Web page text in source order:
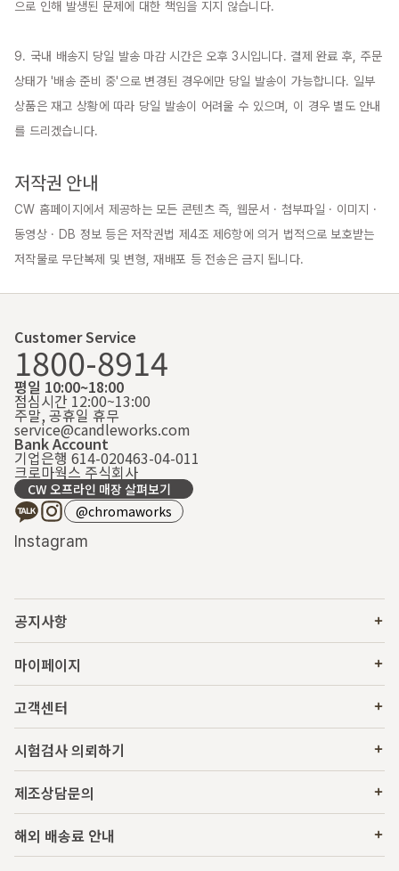
으로 인해 발생된 문제에 대한 책임을 지지 않습니다.
9. 국내 배송지 당일 발송 마감 시간은 오후 3시입니다. 결제 완료 후, 주문
상태가 '배송 준비 중'으로 변경된 경우에만 당일 발송이 가능합니다. 일부
상품은 재고 상황에 따라 당일 발송이 어려울 수 있으며, 이 경우 별도 안내
를 드리겠습니다.
저작권 안내
CW 홈페이지에서 제공하는 모든 콘텐츠 즉, 웹문서 · 첨부파일 · 이미지 ·
동영상 · DB 정보 등은 저작권법 제4조 제6항에 의거 법적으로 보호받는
저작물로 무단복제 및 변형, 재배포 등 전송은 금지 됩니다.
Customer Service
1800-8914
평일 10:00~18:00
점심시간 12:00~13:00
주말, 공휴일 휴무
service@candleworks.com
Bank Account
기업은행 614-020463-04-011
크로마웍스 주식회사
CW 오프라인 매장 살펴보기
@chromaworks
Instagram
공지사항
마이페이지
고객센터
시험검사 의뢰하기
제조상담문의
해외 배송료 안내